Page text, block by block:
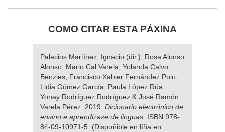
COMO CITAR ESTA PÁXINA
Palacios Martínez, Ignacio (dir.), Rosa Alonso
Alonso, Mario Cal Varela, Yolanda Calvo
Benzies, Francisco Xabier Fernández Polo,
Lidia Gómez García, Paula López Rúa,
Yonay Rodríguez Rodríguez & José Ramón
Varela Pérez. 2019. Dicionario electrónico de
ensino e aprendizaxe de linguas . ISBN 978-
84-09-10971-5. (Dispoñible en líña en